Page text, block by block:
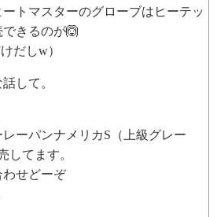
トマスターのグローブはヒーテッ
きるのが🙆
だしw）
して。
ーパンナメリカS（上級グレー
してます。
せどーぞ